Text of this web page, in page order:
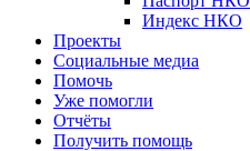
Индекс НКО
Проекты
Социальные медиа
Помочь
Уже помогли
Отчёты
Получить помощь